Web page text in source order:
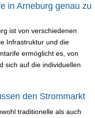
in Arneburg genau zu
ist von verschiedenen
Infrastruktur und die
ermöglicht es, von
sich auf die individuellen
den Strommarkt
traditionelle als auch